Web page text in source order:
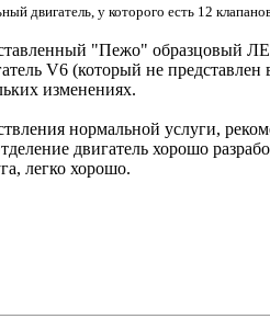
двигатель, у которого есть 12
"Пежо" образцовый
V6 (который не
изменениях.
нормальной услуги,
двигатель хорошо
легко хорошо.